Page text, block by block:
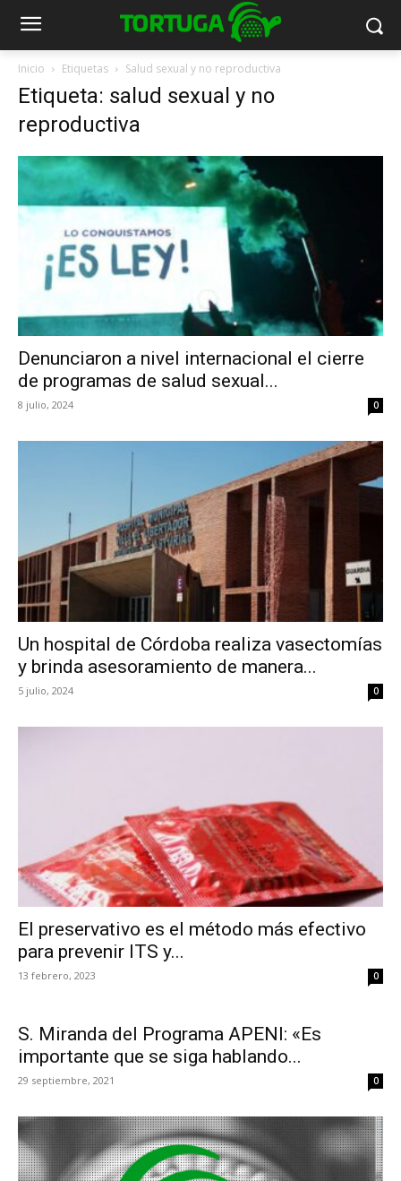
Inicio Etiquetas Salud sexual y no reproductiva
Etiqueta: salud sexual y no
reproductiva
Denunciaron a nivel internacional el cierre
de programas de salud sexual...
8 julio, 2024 0
Un hospital de Córdoba realiza vasectomías
y brinda asesoramiento de manera...
5 julio, 2024 0
El preservativo es el método más efectivo
para prevenir ITS y...
13 febrero, 2023 0
S. Miranda del Programa APENI: «Es
importante que se siga hablando...
29 septiembre, 2021 0